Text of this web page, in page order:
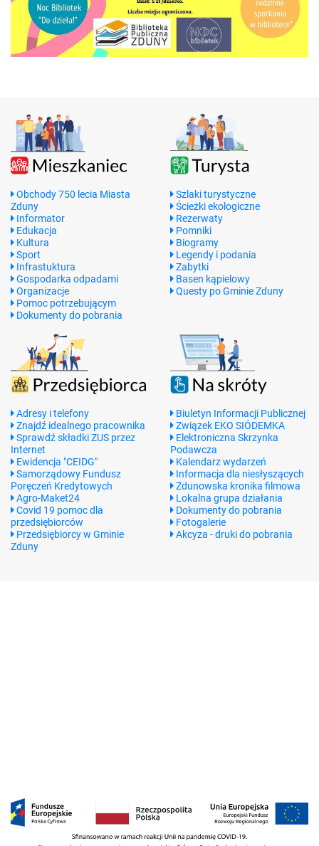
Obchody 750 lecia Miasta
Zduny
Informator
Edukacja
Kultura
Sport
Infrastuktura
Gospodarka odpadami
Organizacje
Pomoc potrzebującym
Dokumenty do pobrania
Szlaki turystyczne
Ścieżki ekologiczne
Rezerwaty
Pomniki
Biogramy
Legendy i podania
Zabytki
Basen kąpielowy
Questy po Gminie Zduny
Adresy i telefony
Znajdź idealnego pracownika
Sprawdź składki ZUS przez
Internet
Ewidencja "CEIDG"
Samorządowy Fundusz
Poręczeń Kredytowych
Agro-Maket24
Covid 19 pomoc dla
przedsiębiorców
Przedsiębiorcy w Gminie
Zduny
Biuletyn Informacji Publicznej
Związek EKO SIÓDEMKA
Elektroniczna Skrzynka
Podawcza
Kalendarz wydarzeń
Informacja dla niesłyszących
Zdunowska kronika filmowa
Lokalna grupa działania
Dokumenty do pobrania
Fotogalerie
Akcyza - druki do pobrania